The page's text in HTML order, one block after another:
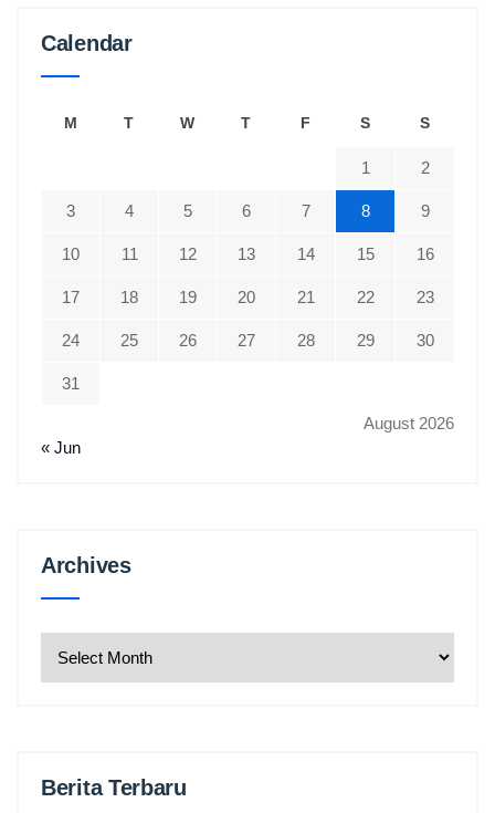
Calendar
August 2026
M T W T F S S
1 2
3 4 5 6 7 8 9
10 11 12 13 14 15 16
17 18 19 20 21 22 23
24 25 26 27 28 29 30
31
« Jun
ArchivesArchives
Berita Terbaru